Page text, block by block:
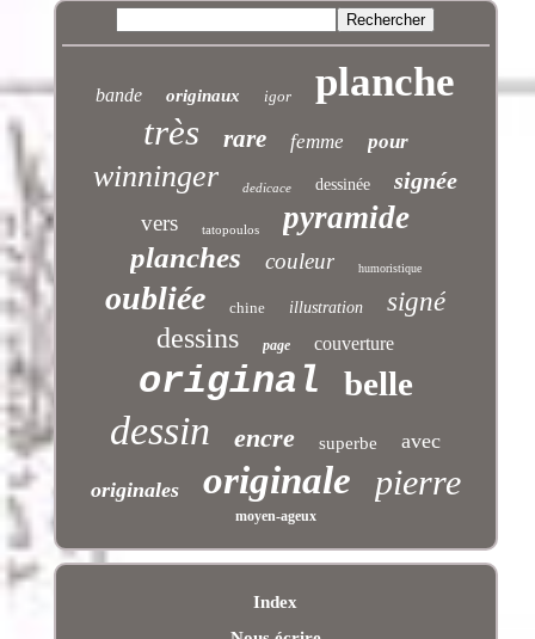
bande originaux igor planche
très rare femme pour
winninger dedicace dessinée signée
vers tatopoulos pyramide
planches couleur humoristique
oubliée chine illustration signé
dessins page couverture
original belle
dessin encre superbe avec
originales originale pierre
moyen-ageux
Index